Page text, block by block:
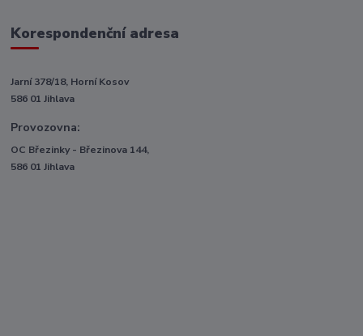
Korespondenční adresa
Jarní 378/18, Horní Kosov
586 01 Jihlava
Provozovna:
OC Březinky - Březinova 144,
586 01 Jihlava